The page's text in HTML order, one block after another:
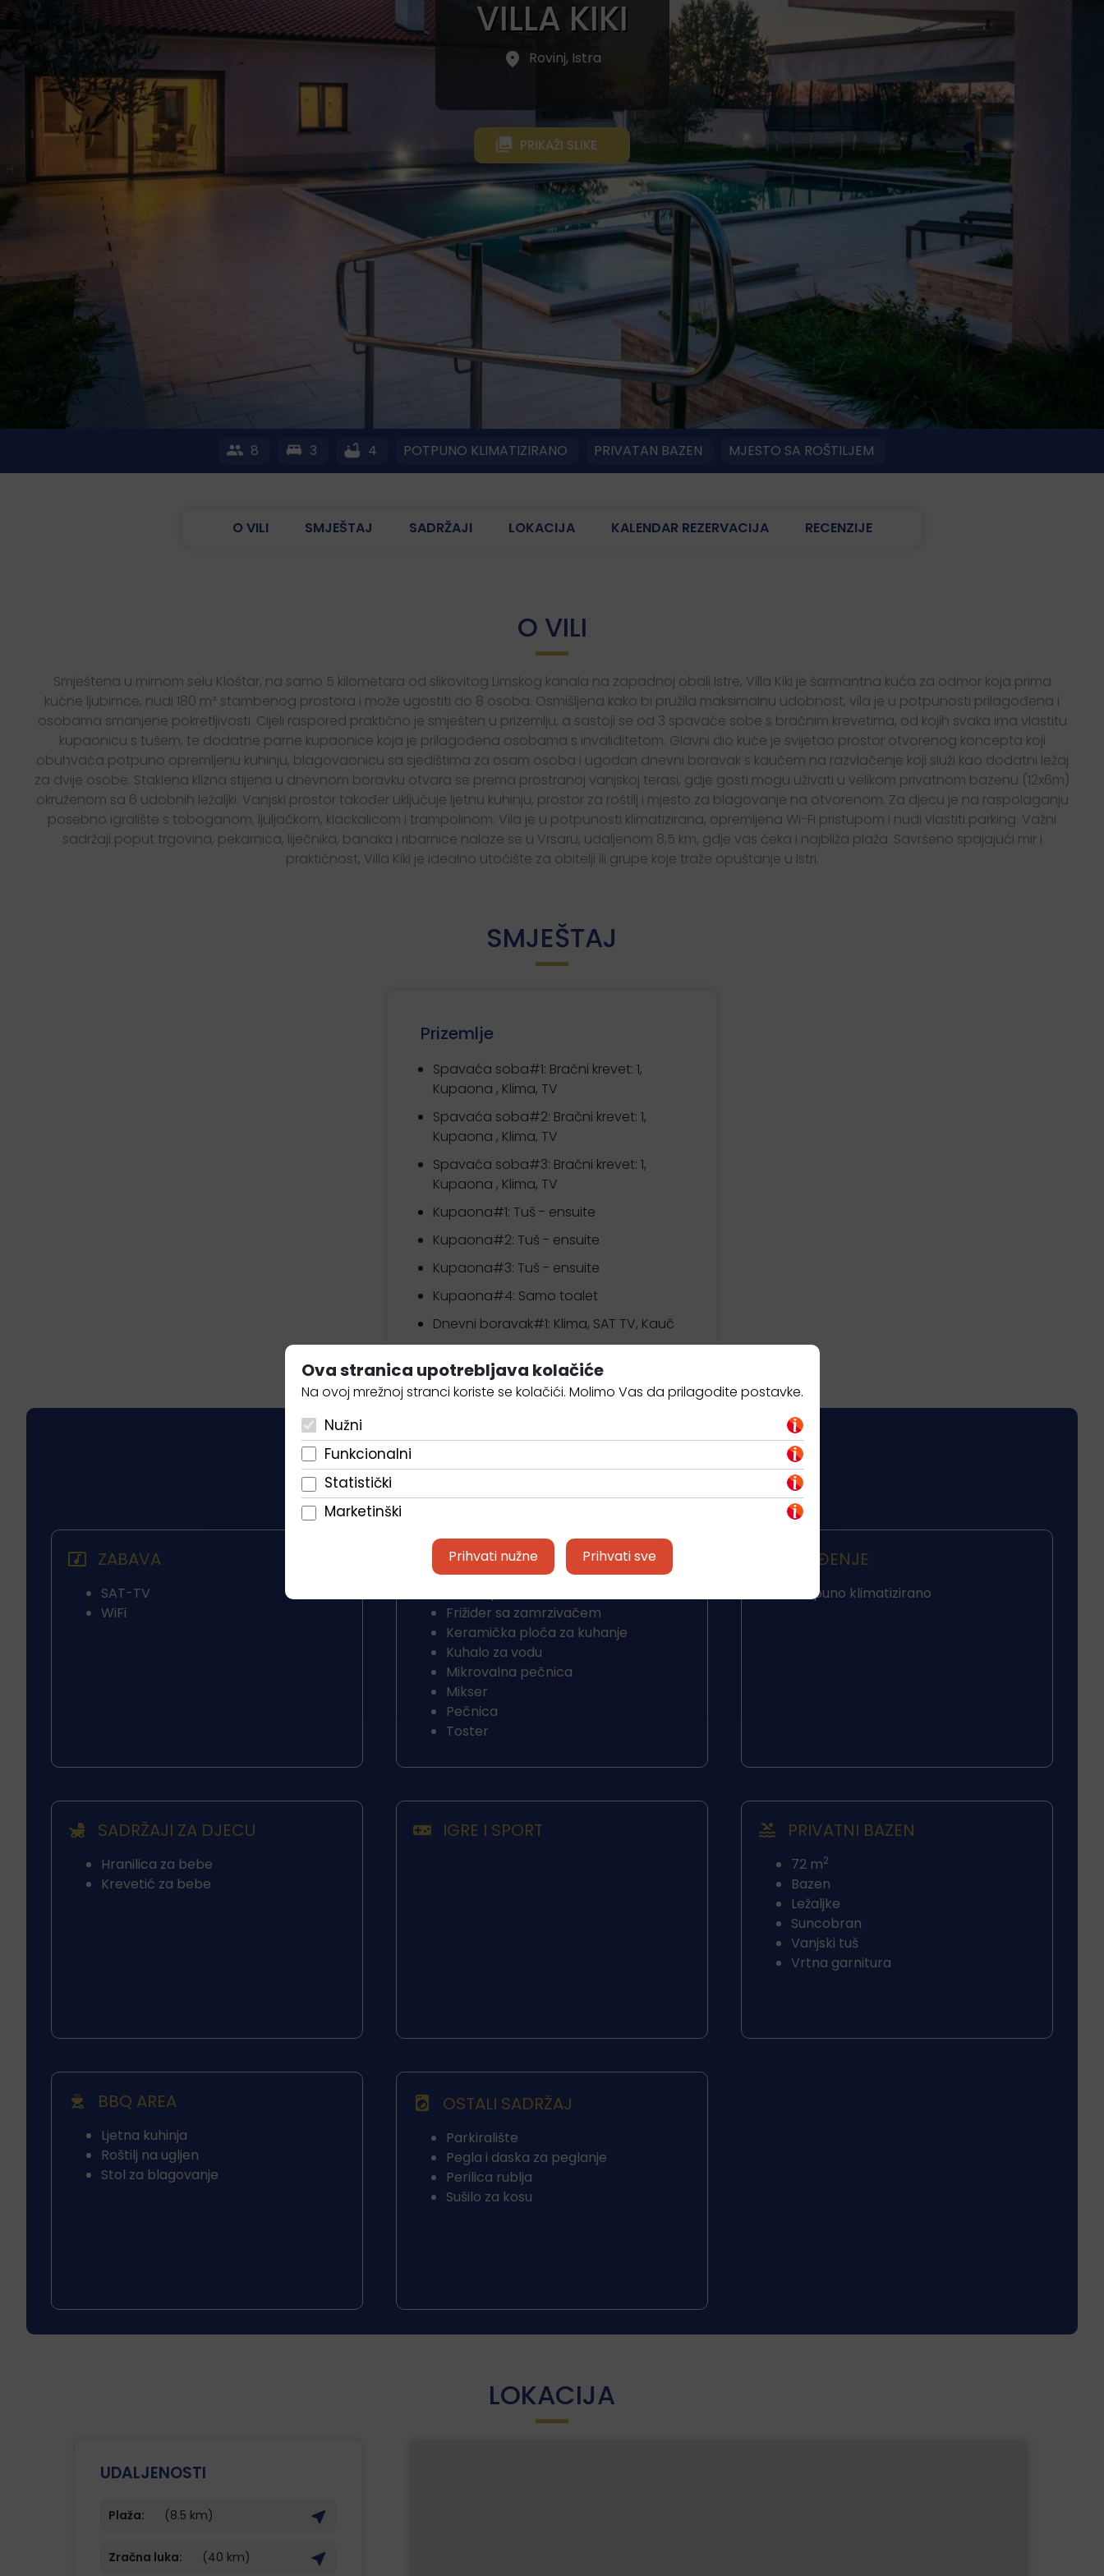
Ova stranica upotrebljava kolačiće
Na ovoj mrežnoj stranci koriste se kolačići. Molimo Vas da prilagodite postavke.
Nužni
Funkcionalni
Statistički
Marketinški
Prihvati nužne Prihvati sve
VILLA KIKI
Rovinj, Istra
PRIKAŽI SLIKE
8 3 4 POTPUNO KLIMATIZIRANO PRIVATAN BAZEN MJESTO SA ROŠTILJEM
O VILI SMJEŠTAJ SADRŽAJI LOKACIJA KALENDAR REZERVACIJA RECENZIJE
O VILI
Smještena u mirnom selu Kloštar, na samo 5 kilometara od slikovitog Limskog kanala na zapadnoj obali Istre, Villa Kiki je šarmantna kuća za odmor koja prima
kućne ljubimce, nudi 180 m² stambenog prostora i može ugostiti do 8 osoba. Osmišljena kako bi pružila maksimalnu udobnost, vila je u potpunosti prilagođena i
osobama smanjene pokretljivosti. Cijeli raspored praktično je smješten u prizemlju, a sastoji se od 3 spavaće sobe s bračnim krevetima, od kojih svaka ima vlastitu
kupaonicu s tušem, te dodatne parne kupaonice koja je prilagođena osobama s invaliditetom. Glavni dio kuće je svijetao prostor otvorenog koncepta koji
obuhvaća potpuno opremljenu kuhinju, blagovaonicu sa sjedištima za osam osoba i ugodan dnevni boravak s kaučem na razvlačenje koji služi kao dodatni ležaj
za dvije osobe. Staklena klizna stijena u dnevnom boravku otvara se prema prostranoj vanjskoj terasi, gdje gosti mogu uživati u velikom privatnom bazenu (12x6m)
okruženom sa 6 udobnih ležaljki. Vanjski prostor također uključuje ljetnu kuhinju, prostor za roštilj i mjesto za blagovanje na otvorenom. Za djecu je na raspolaganju
posebno igralište s toboganom, ljuljačkom, klackalicom i trampolinom. Vila je u potpunosti klimatizirana, opremljena Wi-Fi pristupom i nudi vlastiti parking. Važni
sadržaji poput trgovina, pekarnica, liječnika, banaka i ribarnice nalaze se u Vrsaru, udaljenom 8,5 km, gdje vas čeka i najbliža plaža. Savršeno spajajući mir i
praktičnost, Villa Kiki je idealno utočište za obitelji ili grupe koje traže opuštanje u Istri.
SMJEŠTAJ
Prizemlje
Spavaća soba#1: Bračni krevet: 1,
Kupaona , Klima, TV
Spavaća soba#2: Bračni krevet: 1,
Kupaona , Klima, TV
Spavaća soba#3: Bračni krevet: 1,
Kupaona , Klima, TV
Kupaona#1: Tuš - ensuite
Kupaona#2: Tuš - ensuite
Kupaona#3: Tuš - ensuite
Kupaona#4: Samo toalet
Dnevni boravak#1: Klima, SAT TV, Kauč
SADRŽAJI
ZABAVA
SAT-TV
WiFi
KUHINJA
Frižider sa zamrzivačem
Keramička ploča za kuhanje
Kuhalo za vodu
Mikrovalna pečnica
Mikser
Pečnica
Toster
HLAĐENJE
Potpuno klimatizirano
SADRŽAJI ZA DJECU
Hranilica za bebe
Krevetić za bebe
IGRE I SPORT PRIVATNI BAZEN
72 m2
Bazen
Ležaljke
Suncobran
Vanjski tuš
Vrtna garnitura
BBQ AREA
Ljetna kuhinja
Roštilj na ugljen
Stol za blagovanje
OSTALI SADRŽAJ
Parkiralište
Pegla i daska za peglanje
Perilica rublja
Sušilo za kosu
LOKACIJA
UDALJENOSTI
Plaža: (8.5 km)
Zračna luka: (40 km)